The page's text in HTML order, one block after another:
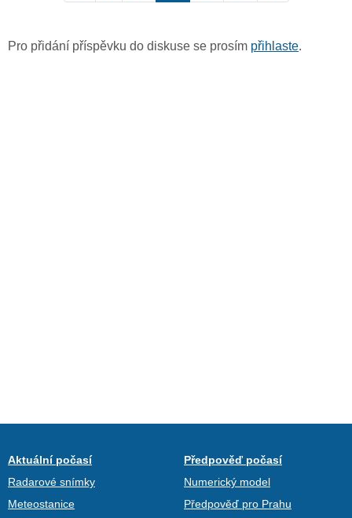
Pro přidání příspěvku do diskuse se prosím přihlaste.
Aktuální počasí
Radarové snímky
Meteostanice
Předpověď počasí
Numerický model
Předpověď pro Prahu